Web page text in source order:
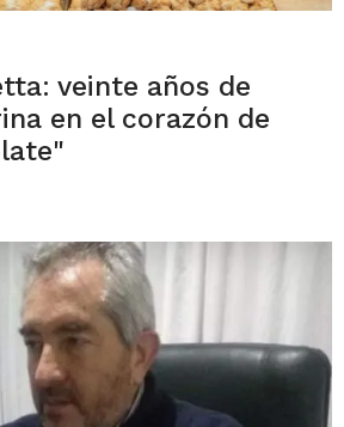
veinte años de
en el corazón de